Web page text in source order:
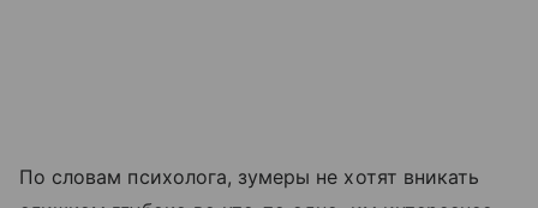
По словам психолога, зумеры не хотят вникать